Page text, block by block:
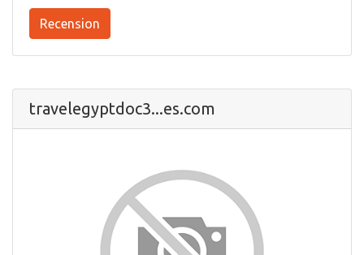
Recension
travelegyptdoc3...es.com